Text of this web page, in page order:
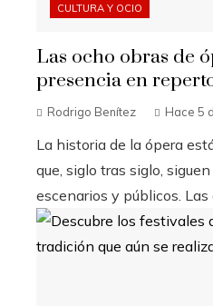
CULTURA Y OCIO
Las ocho obras de
presencia en
Rodrigo Benítez Hace 5
La historia de la ópera
que, siglo tras siglo,
escenarios y públicos. Las